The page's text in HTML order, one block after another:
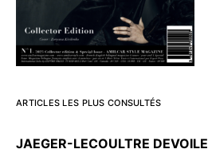
ARTICLES LES PLUS CONSULTÉS
JAEGER-LECOULTRE DEVOILE